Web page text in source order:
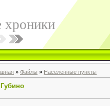
хроники
» Файлы » Населенные пункты
Губино